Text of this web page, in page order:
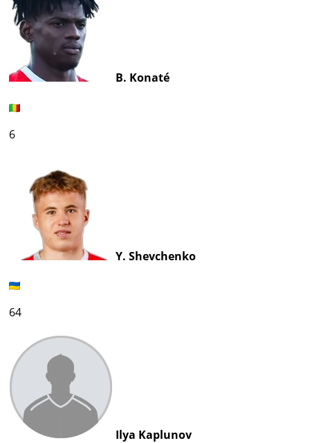
B. Konaté
6
Y. Shevchenko
64
Ilya Kaplunov